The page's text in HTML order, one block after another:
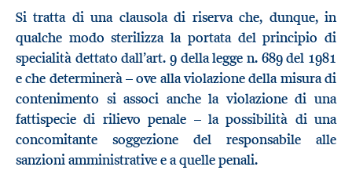
Si tratta di una clausola di riserva che, dunque, in
qualche modo sterilizza la portata del principio di
specialità dettato dall’art. 9 della legge n. 689 del 1981
e che determinerà – ove alla violazione della misura di
contenimento si associ anche la violazione di una
fattispecie di rilievo penale – la possibilità di una
concomitante soggezione del responsabile alle
sanzioni amministrative e a quelle penali.